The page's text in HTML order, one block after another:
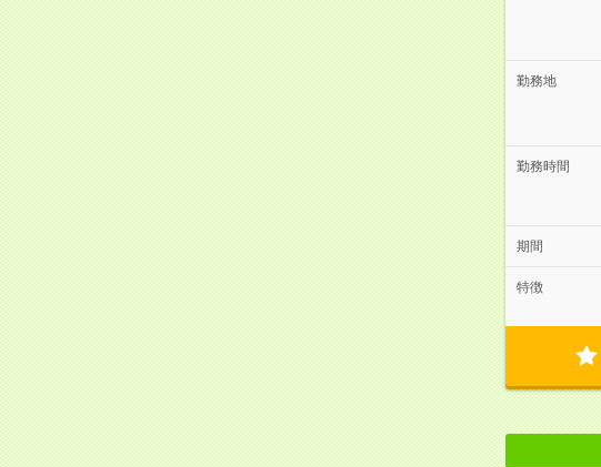
勤務地
勤務時間
期間
特徴